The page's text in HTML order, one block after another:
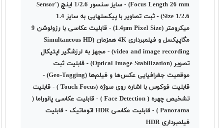
Focus Length 26 mm) - سایز سنسور 1/2.6 اینچ ('Sensor
Size 1/2.6) - ثبت تصاویر با پیکسل‎هایی به سایز 1.4
میکرومتر (1.4µm Pixel Size) - قابلیت عکاسی با رزولوشن 9
مگاپیکسل و فیلمبرداری 4K همزمان (Simultaneous HD
video and image recording) - مجهز به لرزشگیر اپتیکال
تصویر (Optical Image Stabilization) - قابلیت ثبت
موقعیت جغرافیایی عکس‌ها و فیلم‌ها (Geo-Tagging) -
قابلیت فوکوس با اشاره روی سوژه (Touch Focus ) - قابلیت
تشخیص چهره ( Face Detection ) - قابلیت عکاسی پانوراما (
Panorama ) - قابلیت عکاسی HDR اتوماتیک - قابلیت
فیلمبرداری HDR